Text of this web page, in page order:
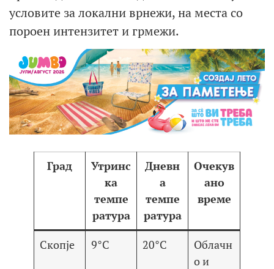
условите за локални врнежи, на места со
пороен интензитет и грмежи.
Град
Утринс
ка
темпе
ратура
Дневн
а
темпе
ратура
Очекув
ано
време
Скопје 9°C 20°C
Облачн
о и